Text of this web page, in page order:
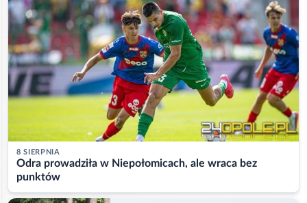
8 SIERPNIA
Odra prowadziła w Niepołomicach, ale wraca bez
punktów